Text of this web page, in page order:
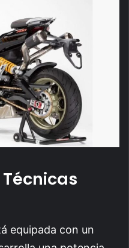
equipada con un